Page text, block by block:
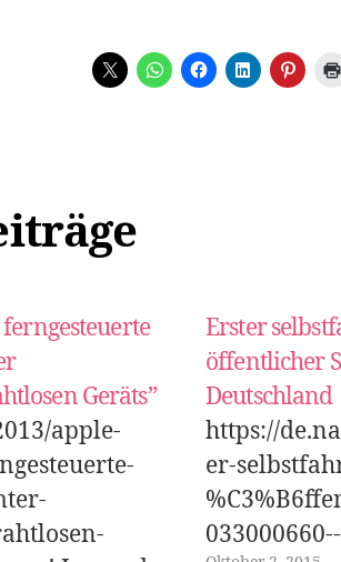
Geräts”
apple-
Erster
öffentlicher
Deutschland
https://
er-